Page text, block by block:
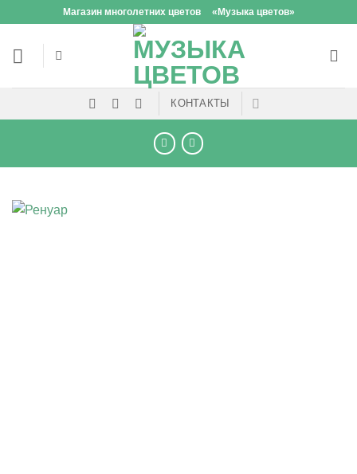
content
Магазин многолетних цветов «Музыка цветов»
КОНТАКТЫ